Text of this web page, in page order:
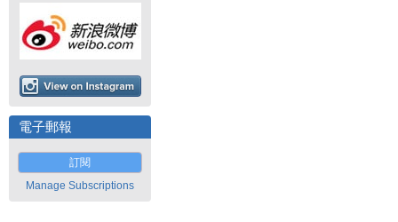
電子郵報
訂閱
Manage Subscriptions